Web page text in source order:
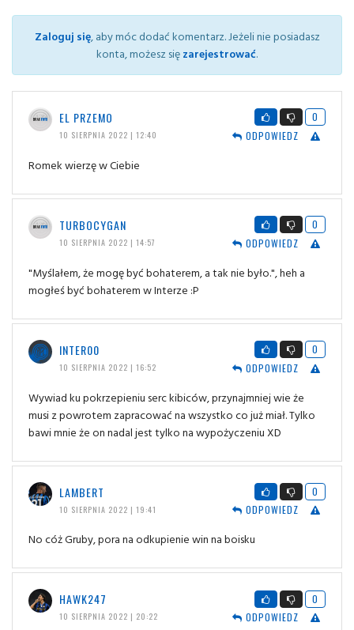
Zaloguj się, aby móc dodać komentarz. Jeżeli nie posiadasz
konta, możesz sięzarejestrować.
EL PRZEMO
10 SIERPNIA 2022 | 12:40
0
ODPOWIEDZ
Romek wierzę w Ciebie
TURBOCYGAN
10 SIERPNIA 2022 | 14:57
0
ODPOWIEDZ
"Myślałem, że mogę być bohaterem, a tak nie było.", heh a
mogłeś być bohaterem w Interze :P
INTER00
10 SIERPNIA 2022 | 16:52
0
ODPOWIEDZ
Wywiad ku pokrzepieniu serc kibiców, przynajmniej wie że
musi z powrotem zapracować na wszystko co już miał. Tylko
bawi mnie że on nadal jest tylko na wypożyczeniu XD
LAMBERT
10 SIERPNIA 2022 | 19:41
0
ODPOWIEDZ
No cóż Gruby, pora na odkupienie win na boisku
HAWK247
10 SIERPNIA 2022 | 20:22
0
ODPOWIEDZ